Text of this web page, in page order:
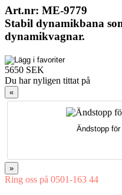
Art.nr: ME-9779
Stabil dynamikbana
dynamikvagnar.
5650 SEK
Du har nyligen tittat på
«
Ändstopp
»
Ring oss på 0501-163 44